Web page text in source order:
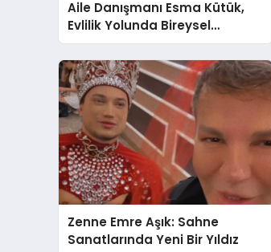
Aile Danışmanı Esma Kütük,
Evlilik Yolunda Bireysel
Farkındalığın ve Sınırların
Gücünü Anlatıyor
Zenne Emre Aşık: Sahne
Sanatlarında Yeni Bir Yıldız